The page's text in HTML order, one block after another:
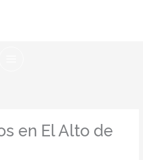
en El Alto de